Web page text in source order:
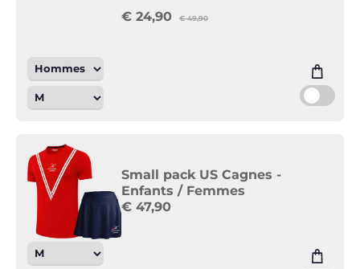
€ 24,90 €49,90
Small pack US Cagnes -
Enfants / Femmes
€ 47,90